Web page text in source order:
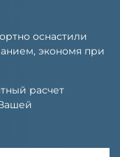
оснастили
экономя при
расчет